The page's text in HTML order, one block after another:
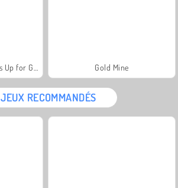
Gold Mine
JEUX RECOMMANDÉS